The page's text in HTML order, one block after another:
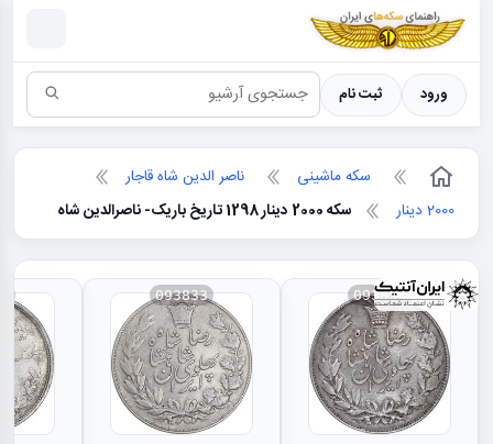
سکه ها ؛ راهنمای سکه شناسی
ورود ثبت نام
سکه ماشینی
ناصر الدین شاه قاجار
2000 دینار
سکه 2000 دینار 1298 تاریخ باریک- ناصرالدین شاه
093834
093833